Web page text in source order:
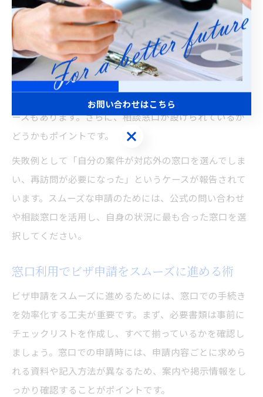
を確認しましょう。
具体的には、申請したいビザの種類（就労、留学、家族
滞在など）や、必要となる追加書類・証明書の有無によ
っても選ぶべき窓口は変わります。例えば、外国人の転
居や資格変更の場合は、対応可能な窓口が限定されるケ
ースもあります。さらに、相談窓口が設けられているか
どうかもポイントです。
失敗例として「自分の案件が対応外の窓口を選んでしま
い、再訪問が必要になった」というケースが報告されて
います。スムーズな申請のためには、公式の問い合わせ
や相談窓口を活用し、自身の状況に最も合った窓口を選
択してください。
窓口利用でビザ申請をスムーズに進める術
ビザ申請をスムーズに進めるためには、窓口での手続き
を効率化する工夫が重要です。まず、必要書類は事前に
チェックリストを作成し、すべて揃っているかを確認し
ましょう。窓口での申請時には、申請内容ごとに求めら
れる資料や記入方法が異なるため、案内や掲示情報をし
っかり確認することがポイントです。
お問い合わせはこちら
お問い合わせはこちら